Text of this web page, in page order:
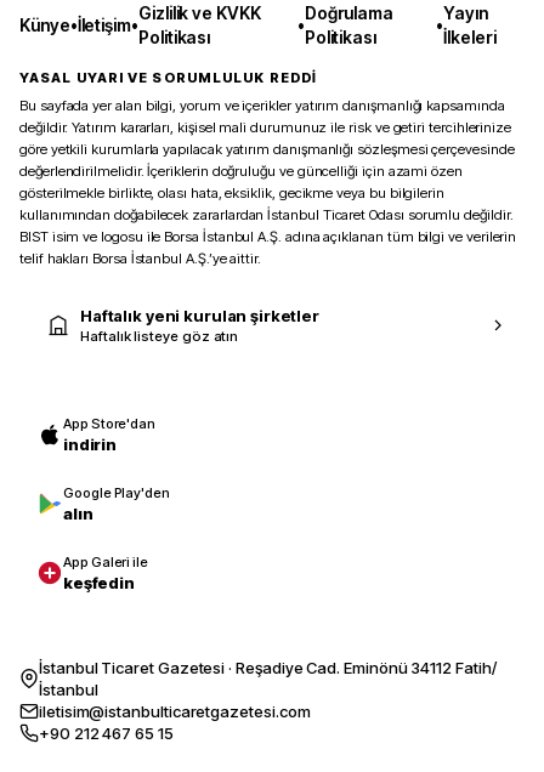
Künye•İletişim•
Gizlilik ve KVKK
Politikası
•
Doğrulama
Politikası
•
Yayın
İlkeleri
YASAL UYARI VE SORUMLULUK REDDİ
Bu sayfada yer alan bilgi, yorum ve içerikler yatırım danışmanlığı kapsamında
değildir. Yatırım kararları, kişisel mali durumunuz ile risk ve getiri tercihlerinize
göre yetkili kurumlarla yapılacak yatırım danışmanlığı sözleşmesi çerçevesinde
değerlendirilmelidir. İçeriklerin doğruluğu ve güncelliği için azami özen
gösterilmekle birlikte, olası hata, eksiklik, gecikme veya bu bilgilerin
kullanımından doğabilecek zararlardan İstanbul Ticaret Odası sorumlu değildir.
BIST isim ve logosu ile Borsa İstanbul A.Ş. adına açıklanan tüm bilgi ve verilerin
telif hakları Borsa İstanbul A.Ş.’ye aittir.
Haftalık yeni kurulan şirketler
Haftalık listeye göz atın
App Store'dan
indirin
Google Play'den
alın
App Galeri ile
keşfedin
İstanbul Ticaret Gazetesi · Reşadiye Cad. Eminönü 34112 Fatih/
İstanbul
iletisim@istanbulticaretgazetesi.com
+90 212 467 65 15